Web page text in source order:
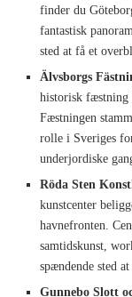
finder du
fantastisk
sted at få et
Älvsborgs
historisk fæstning
Fæstningen
rolle i Sveriges
underjordiske
Röda Sten
kunstcenter
havnefronten.
samtidskunst,
spændende sted
Gunnebo Slott